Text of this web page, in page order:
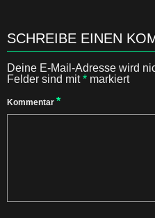
SCHREIBE EINEN
Deine E-Mail-Adresse wird
Felder sind mit* markiert
Kommentar *